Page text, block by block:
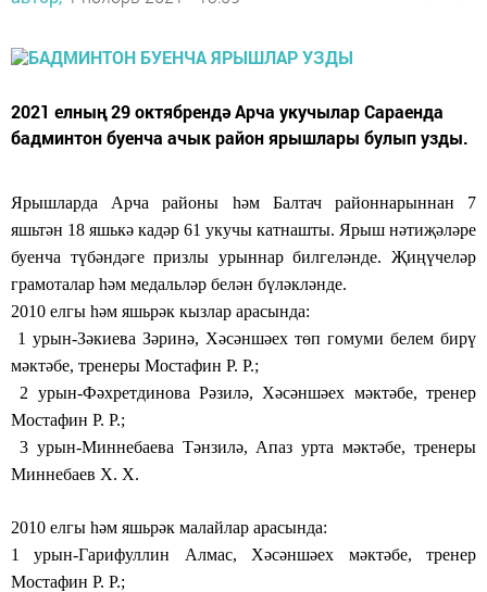
2021 елның 29 октябрендә Арча укучылар Сараенда
бадминтон буенча ачык район ярышлары булып узды.
Ярышларда Арча районы һәм Балтач районнарыннан 7
яшьтән 18 яшькә кадәр 61 укучы катнашты. Ярыш нәтиҗәләре
буенча түбәндәге призлы урыннар билгеләнде. Җиңүчеләр
грамоталар һәм медальләр белән бүләкләнде.
2010 елгы һәм яшьрәк кызлар арасында:
1 урын-Зәкиева Зәринә, Хәсәншәех төп гомуми белем бирү
мәктәбе, тренеры Мостафин Р. Р.;
2 урын-Фәхретдинова Рәзилә, Хәсәншәех мәктәбе, тренер
Мостафин Р. Р.;
3 урын-Миннебаева Тәнзилә, Апаз урта мәктәбе, тренеры
Миннебаев Х. Х.
2010 елгы һәм яшьрәк малайлар арасында:
1 урын-Гарифуллин Алмас, Хәсәншәех мәктәбе, тренер
Мостафин Р. Р.;